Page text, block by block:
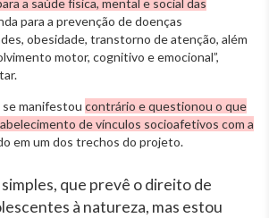
para a prevenção de doenças
obesidade, transtorno de atenção, além
motor, cognitivo e emocional”,
se manifestou contrário e questionou o que
de vínculos socioafetivos com a
em um dos trechos do projeto.
que prevê o direito de
à natureza, mas estou